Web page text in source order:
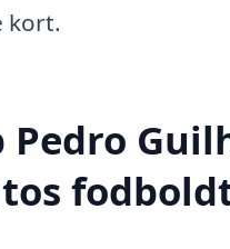
kort.
Pedro